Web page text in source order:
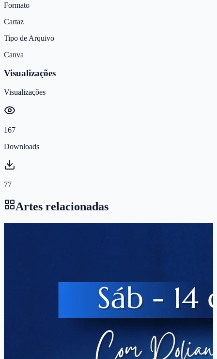
Formato
Cartaz
Tipo de Arquivo
Canva
Visualizações
Visualizações
167
Downloads
77
Artes relacionadas